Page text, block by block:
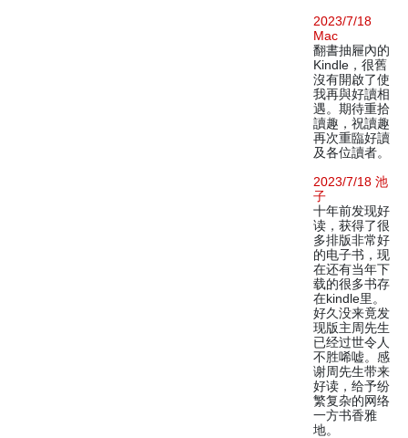
2023/7/18
Mac
翻書抽屜內的
Kindle，很舊
沒有開啟了使
我再與好讀相
遇。期待重拾
讀趣，祝讀趣
再次重臨好讀
及各位讀者。
2023/7/18 池
子
十年前发现好
读，获得了很
多排版非常好
的电子书，现
在还有当年下
载的很多书存
在kindle里。
好久没来竟发
现版主周先生
已经过世令人
不胜唏嘘。感
谢周先生带来
好读，给予纷
繁复杂的网络
一方书香雅
地。